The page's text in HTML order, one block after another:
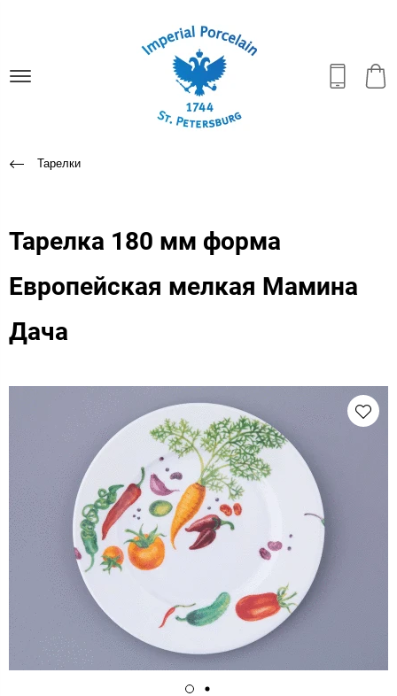
Тарелки
Тарелка 180 мм форма
Европейская мелкая Мамина
Дача